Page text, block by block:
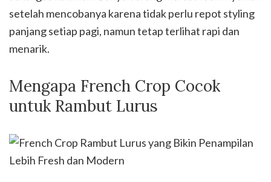
setelah mencobanya karena tidak perlu repot styling
panjang setiap pagi, namun tetap terlihat rapi dan
menarik.
Mengapa French Crop Cocok
untuk Rambut Lurus